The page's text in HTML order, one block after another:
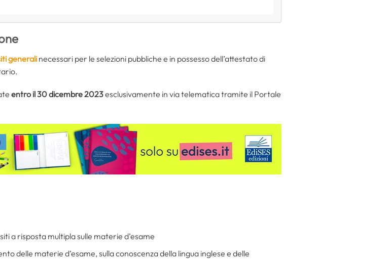
generalinecessari per le selezioni pubbliche e in possesso dell’attestato di
entro il 30 dicembre 2023esclusivamente in via telematica tramite il Portale
a risposta multipla sulle materie d’esame
delle materie d’esame, sulla conoscenza della lingua inglese e delle